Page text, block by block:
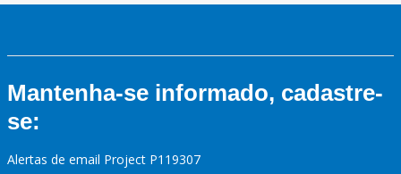
Mantenha-se informado, cadastre-
se:
Alertas de email Project P119307